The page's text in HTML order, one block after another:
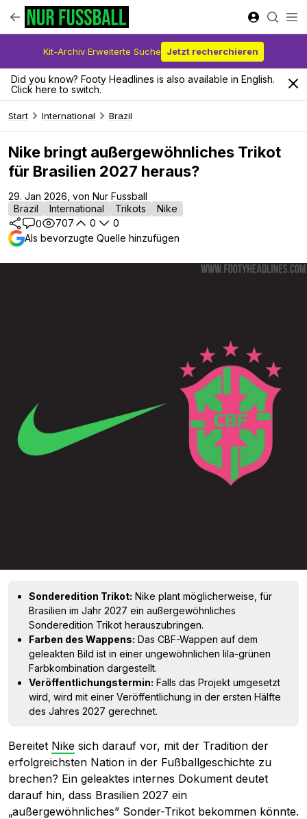
Kit-Archiv Erweiterte Suche Jetzt recherchieren
Did you know? Footy Headlines is also available in English.
Click here to switch.
Start International Brazil
Nike bringt außergewöhnliches Trikot
für Brasilien 2027 heraus?
29. Jan 2026, von Nur Fussball
Brazil
International Trikots
Nike
0
707 0
0
Als bevorzugte Quelle hinzufügen
Sonderedition Trikot: Nike plant möglicherweise, für
Brasilien im Jahr 2027 ein außergewöhnliches
Sonderedition Trikot herauszubringen.
Farben des Wappens: Das CBF-Wappen auf dem
geleakten Bild ist in einer ungewöhnlichen lila-grünen
Farbkombination dargestellt.
Veröffentlichungstermin: Falls das Projekt umgesetzt
wird, wird mit einer Veröffentlichung in der ersten Hälfte
des Jahres 2027 gerechnet.
Bereitet Nike sich darauf vor, mit der Tradition der
erfolgreichsten Nation in der Fußballgeschichte zu
brechen? Ein geleaktes internes Dokument deutet
darauf hin, dass Brasilien 2027 ein
„außergewöhnliches” Sonder-Trikot bekommen könnte.